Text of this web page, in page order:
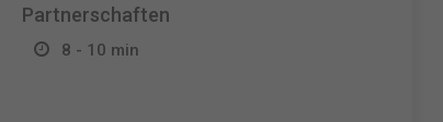
Partnerschaften
8 - 10 min